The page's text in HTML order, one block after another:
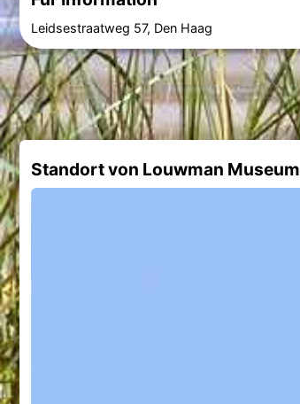
Leidsestraatweg 57, Den Haag
Standort von Louwman Museum